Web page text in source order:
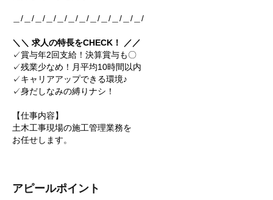
＿/＿/＿/＿/＿/＿/＿/＿/＿/＿/＿/＿/
＼＼ 求人の特長をCHECK！ ／／
✓賞与年2回支給！決算賞与も〇
✓残業少なめ！月平均10時間以内
✓キャリアアップできる環境♪
✓身だしなみの縛りナシ！
【仕事内容】
土木工事現場の施工管理業務を
お任せします。
アピールポイント